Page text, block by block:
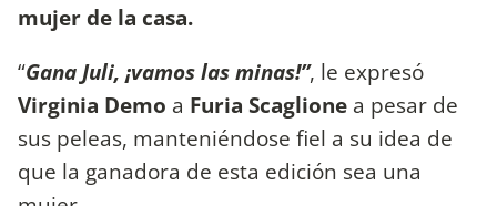
mujer de la casa.
“Gana Juli, ¡vamos las minas!”, le expresó
Virginia Demo a Furia Scaglione a pesar de
sus peleas, manteniéndose fiel a su idea de
que la ganadora de esta edición sea una